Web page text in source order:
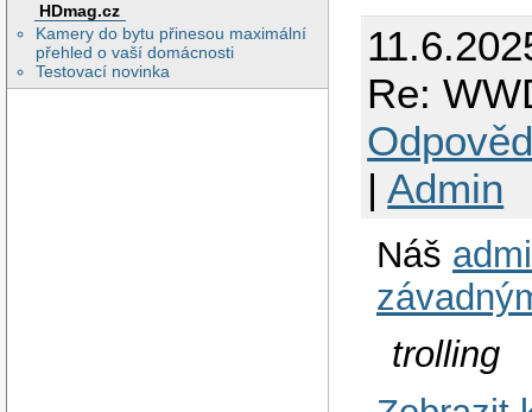
HDmag.cz
Kamery do bytu přinesou maximální
přehled o vaší domácnosti
Testovací novinka
Re:
|Admin
Náš
trolling